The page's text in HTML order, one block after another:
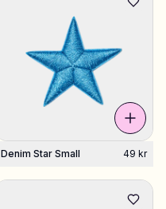
Denim Star Small 49 kr